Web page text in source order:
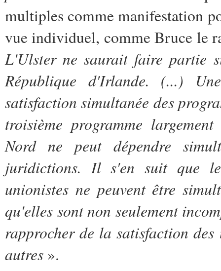
multiples comme manifestation
vue individuel, comme Bruce le
L'Ulster ne saurait faire partie
République d'Irlande. (...)
satisfaction simultanée des
troisième programme
Nord ne peut dépendre
juridictions. Il s'en suit que
unionistes ne peuvent être
qu'elles sont non seulement
rapprocher de la satisfaction
autres ».